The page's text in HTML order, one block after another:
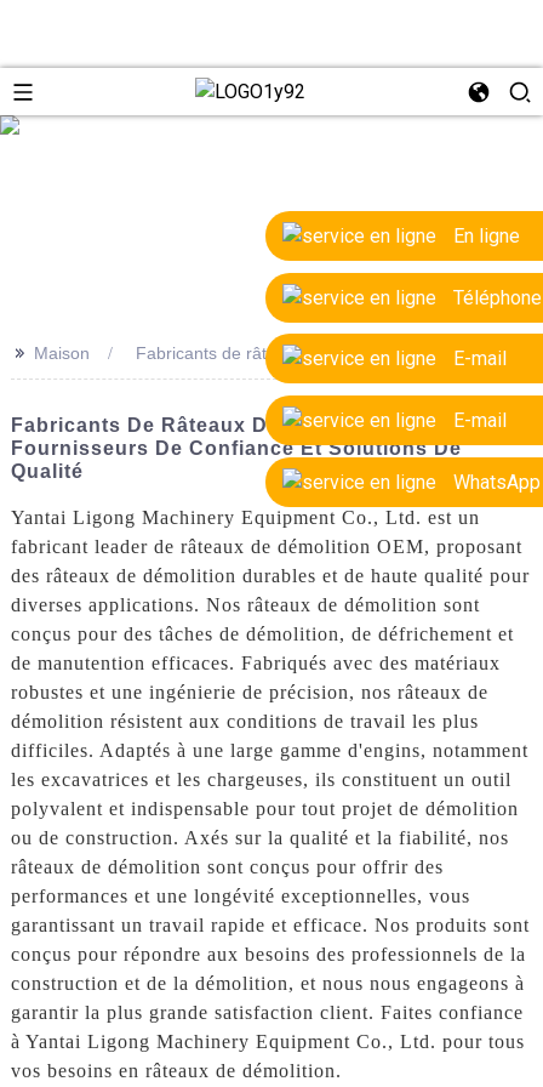
En ligne
Téléphone
E-mail
E-mail
WhatsApp
>> Maison Fabricants de râteaux de démolition OEM
Fabricants De Râteaux De Démolition OEM :
Fournisseurs De Confiance Et Solutions De
Qualité
Yantai Ligong Machinery Equipment Co., Ltd. est un
fabricant leader de râteaux de démolition OEM, proposant
des râteaux de démolition durables et de haute qualité pour
diverses applications. Nos râteaux de démolition sont
conçus pour des tâches de démolition, de défrichement et
de manutention efficaces. Fabriqués avec des matériaux
robustes et une ingénierie de précision, nos râteaux de
démolition résistent aux conditions de travail les plus
difficiles. Adaptés à une large gamme d'engins, notamment
les excavatrices et les chargeuses, ils constituent un outil
polyvalent et indispensable pour tout projet de démolition
ou de construction. Axés sur la qualité et la fiabilité, nos
râteaux de démolition sont conçus pour offrir des
performances et une longévité exceptionnelles, vous
garantissant un travail rapide et efficace. Nos produits sont
conçus pour répondre aux besoins des professionnels de la
construction et de la démolition, et nous nous engageons à
garantir la plus grande satisfaction client. Faites confiance
à Yantai Ligong Machinery Equipment Co., Ltd. pour tous
vos besoins en râteaux de démolition.